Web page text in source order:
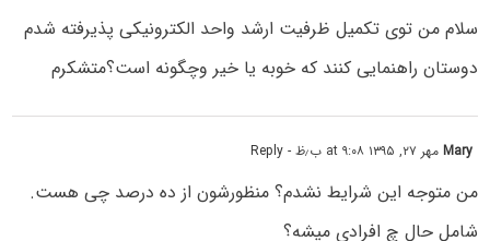
سلام من توی تکمیل ظرفیت ارشد واحد الکترونیکی پذیرفته شدم
دوستان راهنمایی کنند که خوبه یا خیر وچگونه است؟متشکرم
Maryمهر ۲۷, ۱۳۹۵ at ۹:۰۸ ب٫ظ - Reply
من متوجه این شرایط نشدم؟ منظورشون از ده درصد چی هست.
شامل حال چ افرادی میشه؟